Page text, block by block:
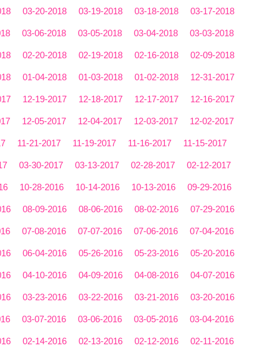
03-20-2018 03-19-2018 03-18-2018 03-17-2018
03-06-2018 03-05-2018 03-04-2018 03-03-2018
02-20-2018 02-19-2018 02-16-2018 02-09-2018
01-04-2018 01-03-2018 01-02-2018 12-31-2017
12-19-2017 12-18-2017 12-17-2017 12-16-2017
12-05-2017 12-04-2017 12-03-2017 12-02-2017
11-21-2017 11-19-2017 11-16-2017 11-15-2017
03-30-2017 03-13-2017 02-28-2017 02-12-2017
10-28-2016 10-14-2016 10-13-2016 09-29-2016
08-09-2016 08-06-2016 08-02-2016 07-29-2016
07-08-2016 07-07-2016 07-06-2016 07-04-2016
06-04-2016 05-26-2016 05-23-2016 05-20-2016
04-10-2016 04-09-2016 04-08-2016 04-07-2016
03-23-2016 03-22-2016 03-21-2016 03-20-2016
03-07-2016 03-06-2016 03-05-2016 03-04-2016
02-14-2016 02-13-2016 02-12-2016 02-11-2016